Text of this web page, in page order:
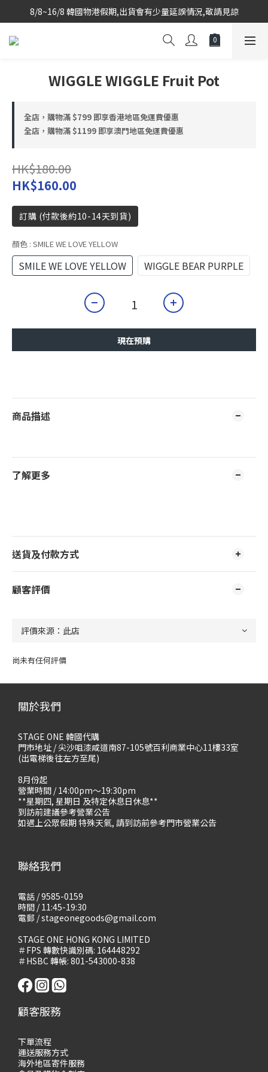
韓國當地代購團隊,每星期韓國直送香港
8/8~16/8 韓國物港假期,出貨會有少量延誤情況,敬請見諒
韓國當地代購團隊,每星期韓國直送香港
WIGGLE WIGGLE Fruit Pot
全店，購物滿 $799 即享香港地區免運費優惠
全店，購物滿 $1199 即享澳門地區免運費優惠
HK$180.00
HK$160.00
訂購 (付款後約10-14天到貨)
顏色 : SMILE WE LOVE YELLOW
SMILE WE LOVE YELLOW WIGGLE BEAR PURPLE
現在預購
商品描述
了解更多
送貨及付款方式
顧客評價
尚未有任何評價
關於我們
STAGE ONE 韓國代購
門市地址 / 尖沙咀漆咸道南87-105號百利商業中心11樓33室
(出電梯後往左方至尾)
8月份起
營業時間 / 14:00pm～19:30pm
**星期四, 星期日 及特定休息日休息**
到訪前建議參考營業公告
如遇上公眾假期 特殊天氣, 請到訪前參考門市營業公告
聯絡我們
電話 / 9585-0159
時間 / 11:45-19:30
電郵 / stageonegoods@gmail.com
STAGE ONE HONG KONG LIMITED
＃FPS 轉數快識別碼: 164448292
＃HSBC 轉帳: 801-543000-838
顧客服務
下單流程
運送服務方式
海外地區寄件服務